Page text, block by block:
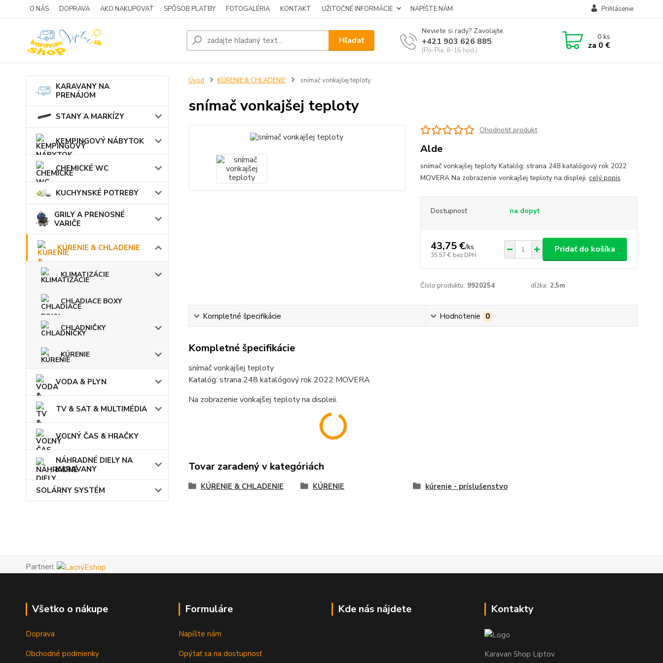
O NÁS DOPRAVA AKO NAKUPOVAŤ SPÔSOB PLATBY FOTOGALÉRIA KONTAKT UŽITOČNÉ INFORMÁCIE NAPÍŠTE NÁM Prihlásenie
Hľadať
Neviete si rady? Zavolajte.
+421 903 626 885
(Po-Pia, 8-16 hod.)
0ks
za 0 €
KARAVANY NA
PRENÁJOM
STANY A MARKÍZY
KEMPINGOVÝ NÁBYTOK
CHEMICKÉ WC
KUCHYNSKÉ POTREBY
GRILY A PRENOSNÉ
VARIČE
KÚRENIE & CHLADENIE
KLIMATIZÁCIE
CHLADIACE BOXY
CHLADNIČKY
KÚRENIE
VODA & PLYN
TV & SAT & MULTIMÉDIA
VOĽNÝ ČAS & HRAČKY
NÁHRADNÉ DIELY NA
KARAVANY
SOLÁRNY SYSTÉM
Úvod KÚRENIE & CHLADENIE snímač vonkajšej teploty
snímač vonkajšej teploty
Ohodnotiť produkt
Alde
snímač vonkajšej teploty Katalóg: strana 248 katalógový rok 2022
MOVERA Na zobrazenie vonkajšej teploty na displeji. celý popis
Dostupnosť na dopyt
43,75 €/ks
35,57 € bez DPH
Pridať do košíka
Číslo produktu: 9920254 dĺžka: 2,5m
Kompletné špecifikácie Hodnotenie 0
Kompletné špecifikácie
snímač vonkajšej teploty
Katalóg: strana 248 katalógový rok 2022 MOVERA
Na zobrazenie vonkajšej teploty na displeji.
Tovar zaradený v kategóriách
KÚRENIE & CHLADENIE KÚRENIE kúrenie - príslušenstvo
Partneri:
Všetko o nákupe
Doprava
Obchodné podmienky
Formuláre
Napíšte nám
Opýtať sa na dostupnosť
Kde nás nájdete Kontakty
Karavan Shop Liptov